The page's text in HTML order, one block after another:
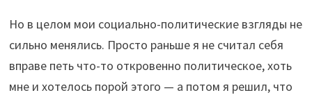
Но в целом мои социально-политические взгляды не
сильно менялись. Просто раньше я не считал себя
вправе петь что-то откровенно политическое, хоть
мне и хотелось порой этого — а потом я решил, что